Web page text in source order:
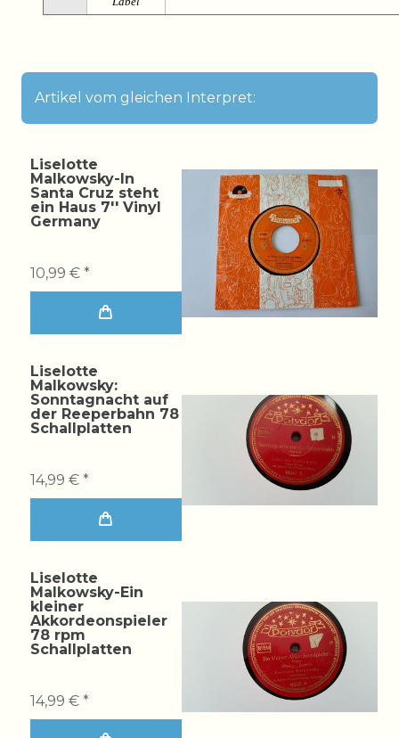
Artikel vom gleichen Interpret:
Liselotte
Malkowsky-In
Santa Cruz steht
ein Haus 7'' Vinyl
Germany
10,99 € *
Liselotte
Malkowsky:
Sonntagnacht auf
der Reeperbahn 78
Schallplatten
14,99 € *
Liselotte
Malkowsky-Ein
kleiner
Akkordeonspieler
78 rpm
Schallplatten
14,99 € *